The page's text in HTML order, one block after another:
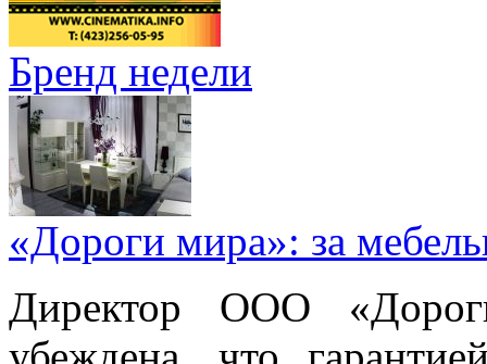
Бренд недели
«Дороги мира»: за
Директор ООО